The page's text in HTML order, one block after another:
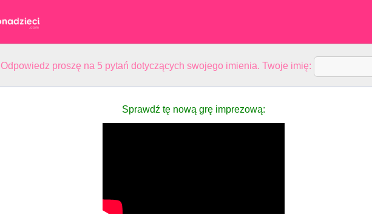
Odpowiedz proszę na 5 pytań dotyczących swojego imienia. Twoje imię:
Sprawdź tę nową grę imprezową: